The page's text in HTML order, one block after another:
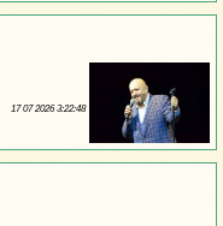
17 07 2026 3:22:48